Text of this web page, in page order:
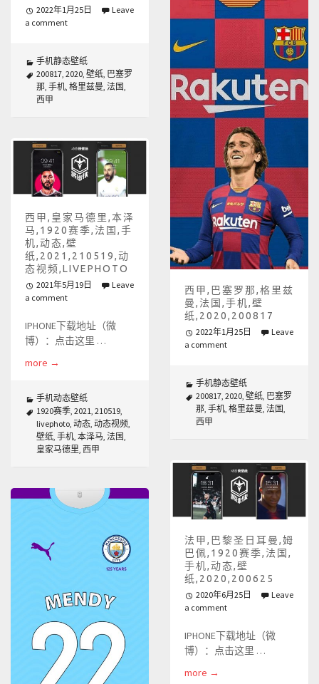
2022年1月25日
Leave
a comment
手机静态壁纸
200817 2020 壁纸 巴塞罗
那 手机 格里兹曼 法国
西甲
西甲,巴塞罗那,格里兹
曼,法国,手机,壁
纸,2020,200817
2022年1月25日
Leave
a comment
手机静态壁纸
200817, 2020, 壁纸, 巴塞罗
那, 手机, 格里兹曼, 法国,
西甲
西甲,皇家马德里,本泽
马,1920赛季,法国,手
机,动态,壁
纸,2021,210519,动
态视频,LIVEPHOTO
2021年5月19日
Leave
a comment
IPHONE下载地址（微
博）：点击这里 …
more →
手机动态壁纸
1920赛季, 2021, 210519,
livephoto, 动态, 动态视频,
壁纸, 手机, 本泽马, 法国,
皇家马德里, 西甲
法甲,巴黎圣日耳曼,姆
巴佩,1920赛季,法国,
手机,动态,壁
纸,2020,200625
2020年6月25日
Leave
a comment
IPHONE下载地址（微
博）：点击这里 …
more →